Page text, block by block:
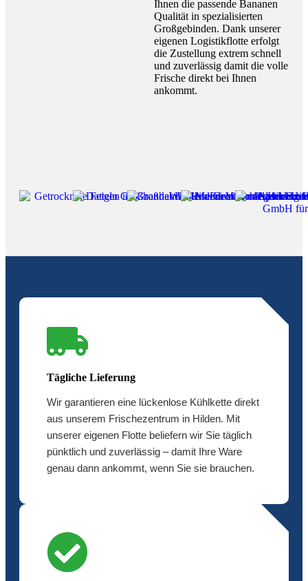
Ihnen die passende Bananen
Qualität in spezialisierten
Großgebinden. Dank unserer
eigenen Logistikflotte erfolgt
die Zustellung extrem schnell
und zuverlässig damit die volle
Frische direkt bei Ihnen
ankommt.
Tägliche Lieferung
Wir garantieren eine lückenlose Kühlkette direkt
aus unserem Frischezentrum in Hilden. Mit
unserer eigenen Flotte beliefern wir Sie täglich
pünktlich und zuverlässig – damit Ihre Ware
genau dann ankommt, wenn Sie sie brauchen.